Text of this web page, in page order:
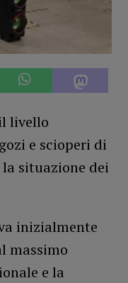
livello
e scioperi di
situazione dei
inizialmente
massimo
e la